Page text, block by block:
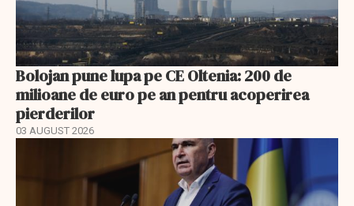
Bolojan pune lupa pe CE Oltenia: 200 de
milioane de euro pe an pentru acoperirea
pierderilor
03 AUGUST 2026